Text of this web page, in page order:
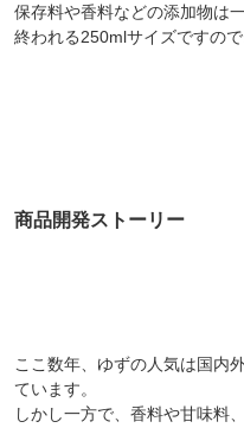
保存料や香料などの添加物は
終われる250mlサイズですの
商品開発ストーリー
ここ数年、ゆずの人気は国内
ています。
しかし一方で、香料や甘味料